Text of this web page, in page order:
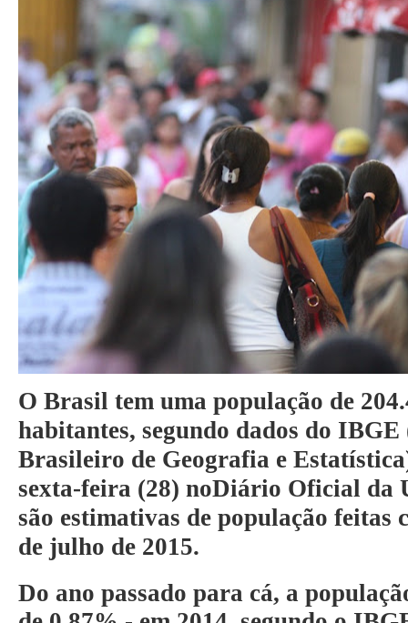
O Brasil tem uma população de
habitantes, segundo dados do
Brasileiro de Geografia e
sexta-feira (28) noDiário Oficial da
são estimativas de população feitas
de julho de 2015.
Do ano passado para cá, a